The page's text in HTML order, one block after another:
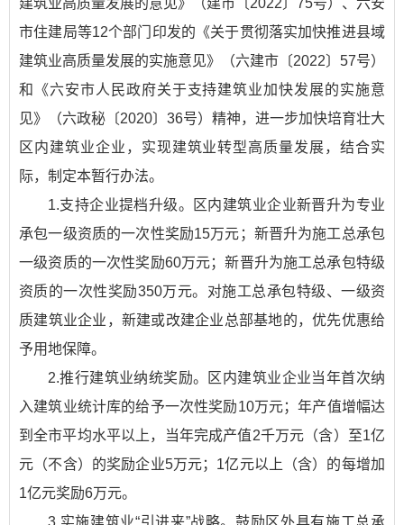
建筑业高质量发展的意见》（建市〔2022〕75号）、六安
市住建局等12个部门印发的《关于贯彻落实加快推进县域
建筑业高质量发展的实施意见》（六建市〔2022〕57号）
和《六安市人民政府关于支持建筑业加快发展的实施意
见》（六政秘〔2020〕36号）精神，进一步加快培育壮大
区内建筑业企业，实现建筑业转型高质量发展，结合实
际，制定本暂行办法。
1.支持企业提档升级。区内建筑业企业新晋升为专业
承包一级资质的一次性奖励15万元；新晋升为施工总承包
一级资质的一次性奖励60万元；新晋升为施工总承包特级
资质的一次性奖励350万元。对施工总承包特级、一级资
质建筑业企业，新建或改建企业总部基地的，优先优惠给
予用地保障。
2.推行建筑业纳统奖励。区内建筑业企业当年首次纳
入建筑业统计库的给予一次性奖励10万元；年产值增幅达
到全市平均水平以上，当年完成产值2千万元（含）至1亿
元（不含）的奖励企业5万元；1亿元以上（含）的每增加
1亿元奖励6万元。
3.实施建筑业“引进来”战略。鼓励区外具有施工总承